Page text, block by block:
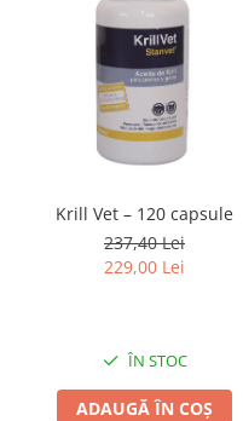
Krill Vet – 120 capsule
237,40 Lei
229,00 Lei
ÎN STOC
ADAUGĂ ÎN COȘ